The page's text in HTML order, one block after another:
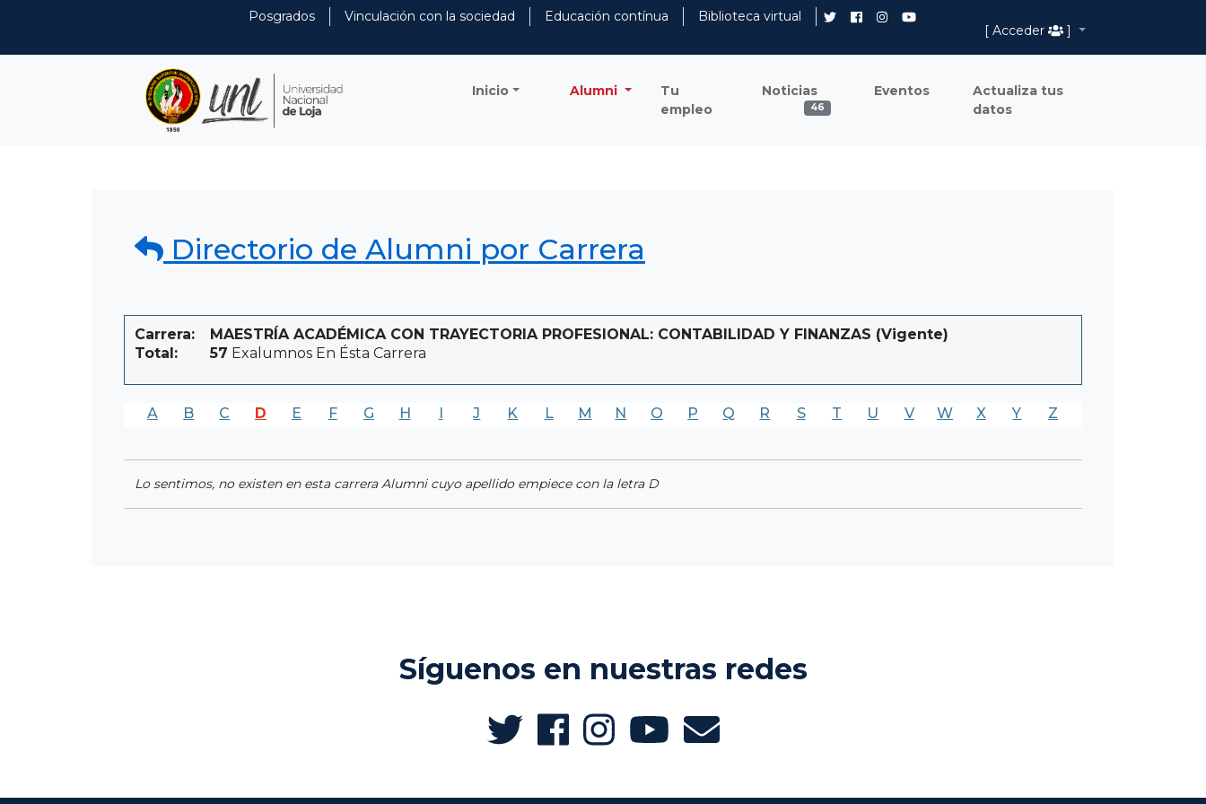
Posgrados Vinculación con la sociedad Educación contínua
Biblioteca virtual
[ Acceder
]
Inicio Alumni
Tu
empleo
Noticias
46
Eventos
Actualiza tus
datos
Directorio de Alumni por Carrera
Carrera:
MAESTRÍA ACADÉMICA CON TRAYECTORIA PROFESIONAL: CONTABILIDAD Y FINANZAS (Vigente)
Total:
57 Exalumnos En Ésta Carrera
A B C D E F G H I J K L M N O P Q R S T U V W X Y Z
Lo sentimos, no existen en esta carrera Alumni cuyo apellido empiece con la letra D
Síguenos en nuestras redes